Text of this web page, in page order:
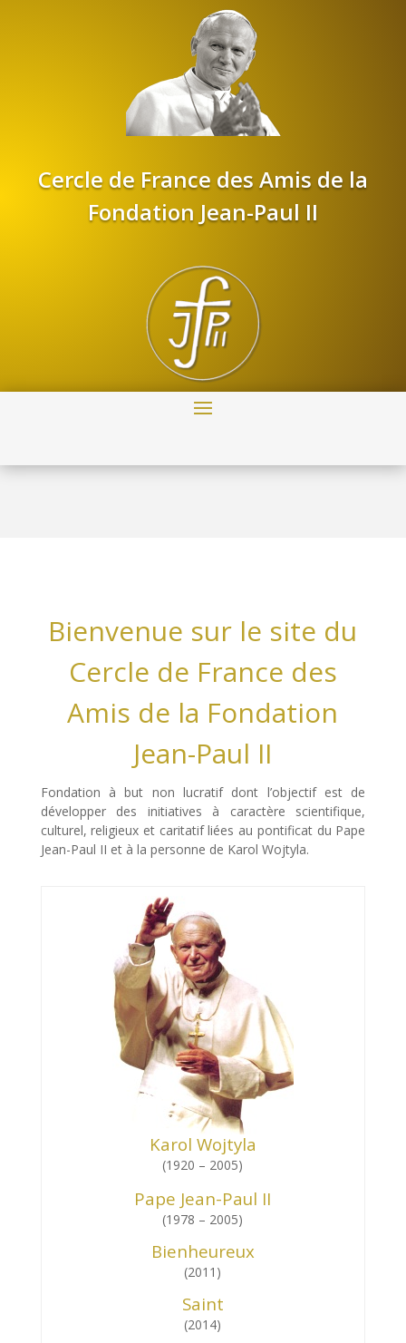
Cercle de France des Amis de la
Fondation Jean-Paul II
Bienvenue sur le site du
Cercle de France des
Amis de la Fondation
Jean-Paul II
Fondation à but non lucratif dont l’objectif est de
développer des initiatives à caractère scientifique,
culturel, religieux et caritatif liées au pontificat du Pape
Jean-Paul II et à la personne de Karol Wojtyla.
Karol Wojtyla
(1920 – 2005)
Pape Jean-Paul II
(1978 – 2005)
Bienheureux
(2011)
Saint
(2014)